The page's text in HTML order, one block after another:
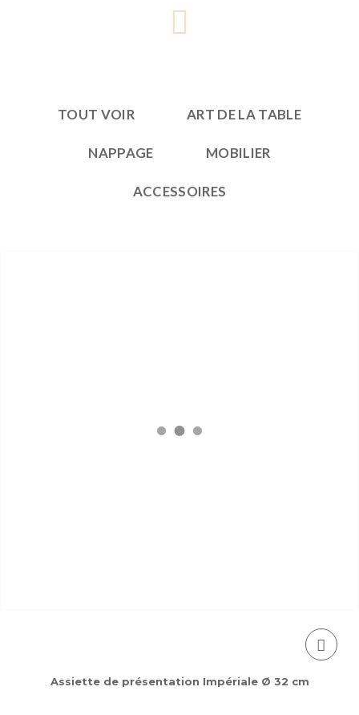
TOUT VOIR ART DE LA TABLE
NAPPAGE MOBILIER
ACCESSOIRES
Assiette de présentation Impériale Ø 32 cm